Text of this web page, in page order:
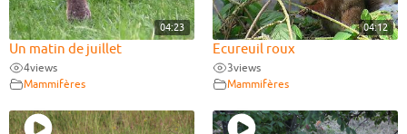
04:23
Un matin de juillet
4views
Mammifères
04:12
Ecureuil roux
3views
Mammifères